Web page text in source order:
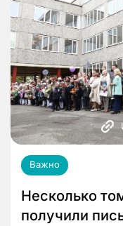
Важно
Несколько
получили